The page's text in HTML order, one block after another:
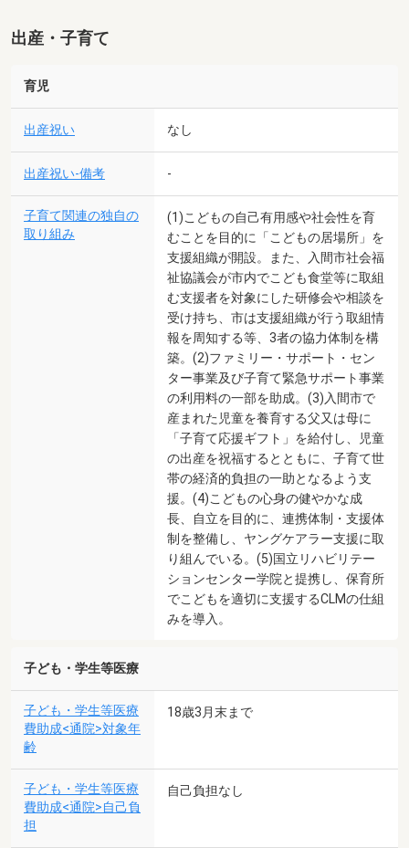
出産・子育て
育児
出産祝い なし
出産祝い-備考 -
子育て関連の独自の
取り組み
(1)こどもの自己有用感や社会性を育
むことを目的に「こどもの居場所」を
支援組織が開設。また、入間市社会福
祉協議会が市内でこども食堂等に取組
む支援者を対象にした研修会や相談を
受け持ち、市は支援組織が行う取組情
報を周知する等、3者の協力体制を構
築。(2)ファミリー・サポート・セン
ター事業及び子育て緊急サポート事業
の利用料の一部を助成。(3)入間市で
産まれた児童を養育する父又は母に
「子育て応援ギフト」を給付し、児童
の出産を祝福するとともに、子育て世
帯の経済的負担の一助となるよう支
援。(4)こどもの心身の健やかな成
長、自立を目的に、連携体制・支援体
制を整備し、ヤングケアラー支援に取
り組んでいる。(5)国立リハビリテー
ションセンター学院と提携し、保育所
でこどもを適切に支援するCLMの仕組
みを導入。
子ども・学生等医療
子ども・学生等医療
費助成<通院>対象年
齢
18歳3月末まで
子ども・学生等医療
費助成<通院>自己負
担
自己負担なし